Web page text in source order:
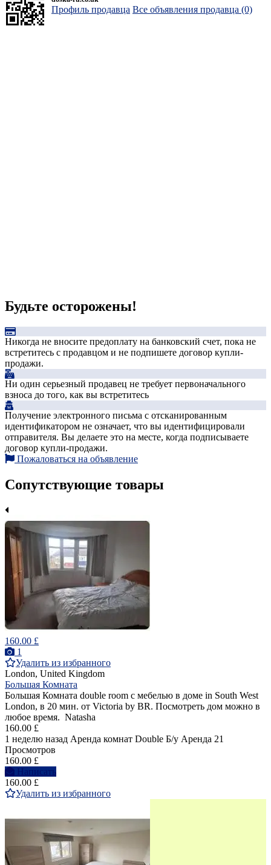
Профиль продавца Все объявления продавца (0)
Будьте осторожены!
Никогда не вносите предоплату на банковский счет, пока не
встретитесь с продавцом и не подпишете договор купли-
продажи.
Ни один серьезный продавец не требует первоначального
взноса до того, как вы встретитесь
Получение электронного письма с отсканированным
идентификатором не означает, что вы идентифицировали
отправителя. Вы делаете это на месте, когда подписываете
договор купли-продажи.
Пожаловаться на объявление
Сопутствующие товары
160.00 £
1
Удалить из избранного
London, United Kingdom
Большая Комната
Большая Комната double room с мебелью в доме in South West
London, в 20 мин. от Victoria by BR. Посмотреть дом можно в
любое время. Natasha
160.00 £
1 неделю назад Аренда комнат Double Б/у Аренда 21
Просмотров
160.00 £
Написать
160.00 £
Удалить из избранного